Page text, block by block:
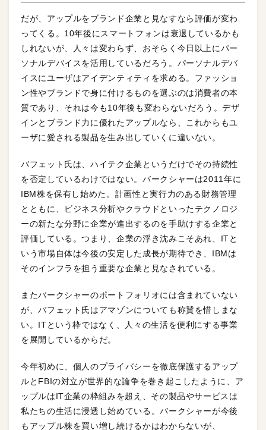
だが、アップルをブランド企業と見なすなら評価が変わ
ってくる。10年後にスマートフォンは衰退しているかも
しれないが、人々は変わらず、おそらく今日以上にパー
ソナルデバイスを活用しているだろう。パーソナルデバ
イスにユーザはアイデンティティを求める。ファッショ
ン性やブランドで身に付けるものを選ぶのは消費者の本
質であり、それは今も10年後も変わらないだろう。デザ
インとブランド力に優れたアップルなら、これからもユ
ーザに愛される製品を生み出していくに違いない。
バフェット氏は、ハイテク企業というだけでその持続性
を否定しているわけではない。バークシャーは2011年に
IBM株を保有し始めた。計画性と実行力のある財務管理
とともに、ビジネス分析やクラウドといったテクノロジ
ーの新たな分野に企業が進出するのを手助けする企業と
評価している。つまり、企業の浮き沈みこそあれ、ITと
いう市場自体は今後の安定した成長が期待でき、IBMは
そのインフラを担う重要な企業と見なされている。
またバークシャーのポートフォリオには含まれていない
が、バフェット氏はアマゾンについても称賛を惜しまな
い。ITという枠ではなく、人々の生活を便利にする事業
を展開しているからだ。
今年初めに、個人のプライバシーを徹底保護するアップ
ルとFBIの対立が世界的な論争を巻き起こしたように、ア
ップルはIT企業の枠組みを超え、その製品やサービスは
私たちの生活に浸透し始めている。バークシャーが今後
もアップル株を買い増し続けるかはわからないが、